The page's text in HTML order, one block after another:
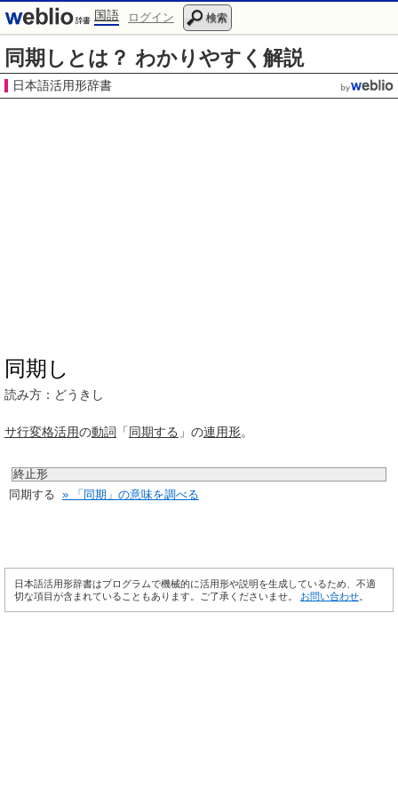
国語 ログイン 検索
同期しとは？ わかりやすく解説
日本語活用形辞書
同期し
読み方：どうきし
サ行変格活用の動詞 「同期する 」の連用形。
終止形
同期する » 「同期」の意味を調べる
日本語活用形辞書はプログラムで機械的に活用形や説明を生成しているため、不適
切な項目が含まれていることもあります。ご了承くださいませ。 お問い合わせ